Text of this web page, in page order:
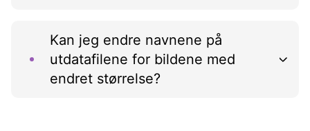
Kan jeg endre navnene på
utdatafilene for bildene med
endret størrelse?